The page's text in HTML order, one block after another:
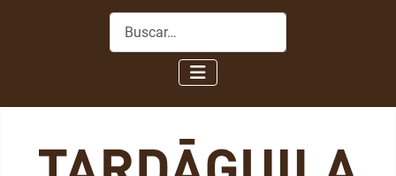
Buscar